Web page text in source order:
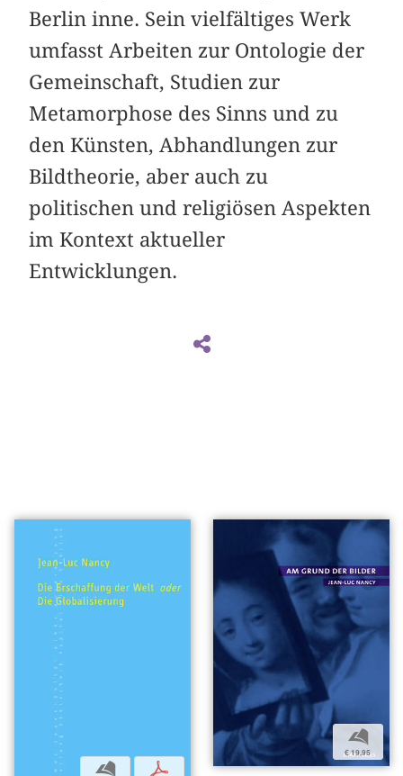
Berlin inne. Sein vielfältiges Werk
umfasst Arbeiten zur Ontologie der
Gemeinschaft, Studien zur
Metamorphose des Sinns und zu
den Künsten, Abhandlungen zur
Bildtheorie, aber auch zu
politischen und religiösen Aspekten
im Kontext aktueller
Entwicklungen.
b p
b
€ 19,95